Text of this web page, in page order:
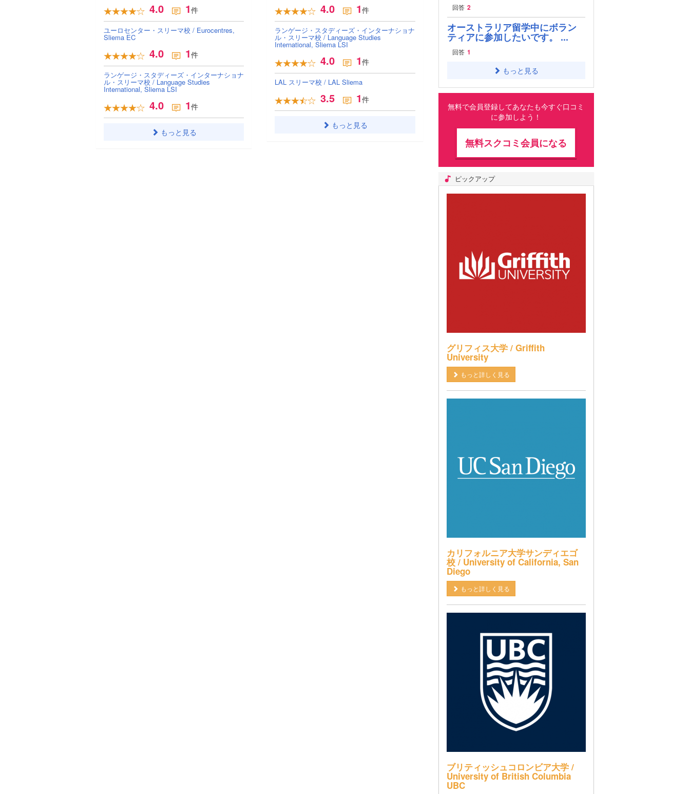
4.0 1件
ユーロセンター・スリーマ校 / Eurocentres,
Sliema EC
4.0 1件
ランゲージ・スタディーズ・インターナショナ
ル・スリーマ校 / Language Studies
International, Sliema LSI
4.0 1件
もっと見る
4.0 1件
ランゲージ・スタディーズ・インターナショナ
ル・スリーマ校 / Language Studies
International, Sliema LSI
4.0 1件
LAL スリーマ校 / LAL Sliema
3.5 1件
もっと見る
回答 2
オーストラリア留学中にボラン
ティアに参加したいです。 ...
回答 1
もっと見る
無料で会員登録してあなたも今すぐ口コミ
に参加しよう！
無料スクコミ会員になる
ピックアップ
グリフィス大学 / Griffith
University
もっと詳しく見る
カリフォルニア大学サンディエゴ
校 / University of California, San
Diego
もっと詳しく見る
ブリティッシュコロンビア大学 /
University of British Columbia
UBC